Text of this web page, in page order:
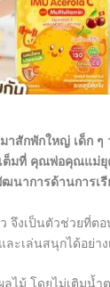
าสักพักใหญ่ เด็ก ๆ
ต็มที่ คุณพ่อคุณแม่
ฒนาการด้านการเ
จึงเป็นตัวช่วยที่
ะเล่นสนุกได้อย่า
ไม้ โดยไม่เติมน้